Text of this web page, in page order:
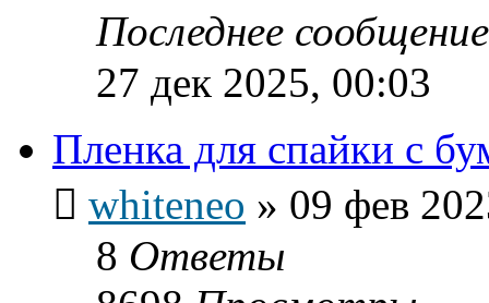
Последнее
27 дек 2025, 00:03
Пленка для спайки с
whiteneo » 09 фев
8 Ответы